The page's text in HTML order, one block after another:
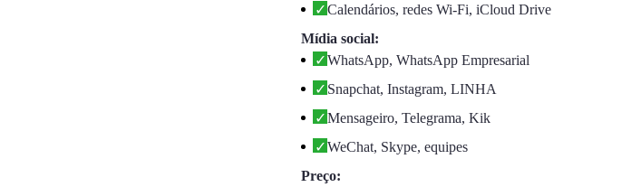
Calendários, redes Wi-Fi, iCloud Drive
Mídia social:
WhatsApp, WhatsApp Empresarial
Snapchat, Instagram, LINHA
Mensageiro, Telegrama, Kik
WeChat, Skype, equipes
Preço: